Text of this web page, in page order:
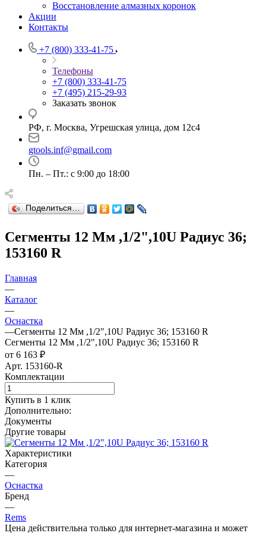
Восстановление алмазных коронок
Акции
Контакты
+7 (800) 333-41-75
Телефоны
+7 (800) 333-41-75
+7 (495) 215-29-93
Заказать звонок
РФ, г. Москва, Угрешская улица, дом 12с4
gtools.inf@gmail.com
Пн. – Пт.: с 9:00 до 18:00
Поделиться…
Сегменты 12 Мм ,1/2",10U Радиус 36;
153160 R
Главная
—
Каталог
—
Оснастка
—Сегменты 12 Мм ,1/2",10U Радиус 36; 153160 R
Сегменты 12 Мм ,1/2",10U Радиус 36; 153160 R
от 6 163 ₽
Арт. 153160-R
Комплектации
Купить в 1 клик
Дополнительно:
Документы
Другие товары
Характеристики
Категория
—
Оснастка
Бренд
—
Rems
Цена действительна только для интернет-магазина и может